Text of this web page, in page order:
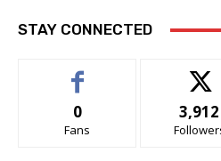
STAY CONNECTED
0
Fans
3,912